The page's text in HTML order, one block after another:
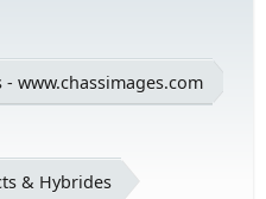
www.chassimages.com
& Hybrides